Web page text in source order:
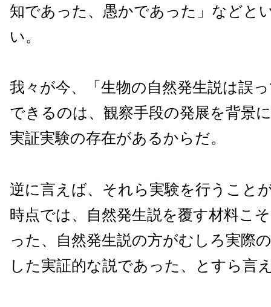
知であった、愚かであった」などと
い。
我々が今、「生物の自然発生説は誤
できるのは、観察手段の発展を背景
実証実験の存在があるからだ。
逆に言えば、それら実験を行うこと
時点では、自然発生説を覆す材料こ
った、自然発生説の方がむしろ実際
した実証的な説であった、とすら言